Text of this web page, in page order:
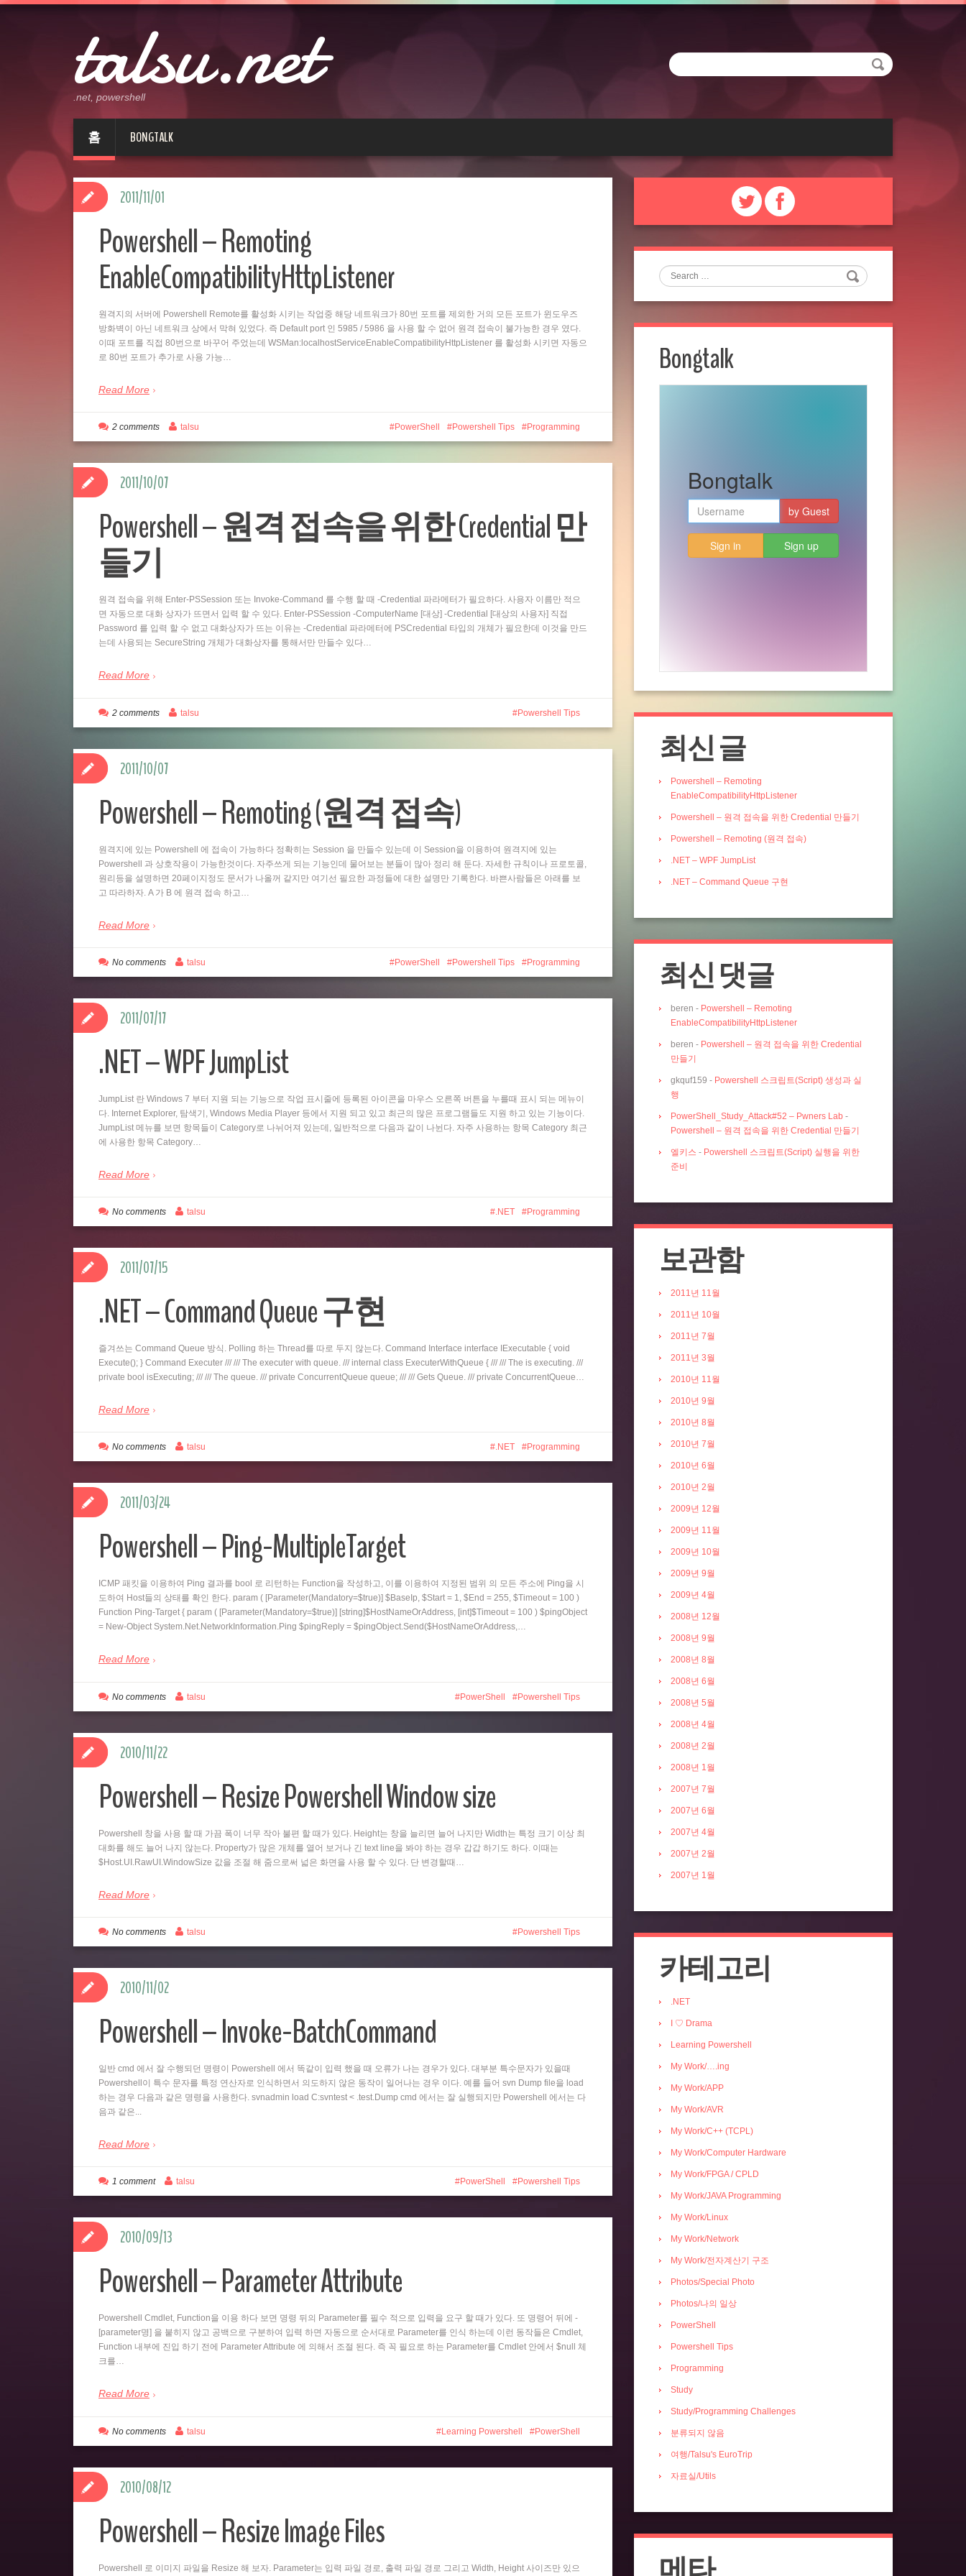
talsu.net
.net, powershell
홈 BONGTALK
Powershell – Remoting
EnableCompatibilityHttpListener
원격지의 서버에 Powershell Remote를 활성화 시키는 작업중 해당 네트워크가 80번 포트를 제외한 거의 모든 포트가 윈도우즈
방화벽이 아닌 네트워크 상에서 막혀 있었다. 즉 Default port 인 5985 / 5986 을 사용 할 수 없어 원격 접속이 불가능한 경우 였다.
이때 포트를 직접 80번으로 바꾸어 주었는데 WSMan:localhostServiceEnableCompatibilityHttpListener 를 활성화 시키면 자동으
로 80번 포트가 추가로 사용 가능…
Read More
2011/11/01
PowerShell Powershell Tips Programming
2 comments talsu
Powershell – 원격 접속을 위한 Credential 만
들기
원격 접속을 위해 Enter-PSSession 또는 Invoke-Command 를 수행 할 때 -Credential 파라메터가 필요하다. 사용자 이름만 적으
면 자동으로 대화 상자가 뜨면서 입력 할 수 있다. Enter-PSSession -ComputerName [대상] -Credential [대상의 사용자] 직접
Password 를 입력 할 수 없고 대화상자가 뜨는 이유는 -Credential 파라메터에 PSCredential 타입의 개체가 필요한데 이것을 만드
는데 사용되는 SecureString 개체가 대화상자를 통해서만 만들수 있다…
Read More
2011/10/07
Powershell Tips
2 comments talsu
Powershell – Remoting (원격 접속)
원격지에 있는 Powershell 에 접속이 가능하다 정확히는 Session 을 만들수 있는데 이 Session을 이용하여 원격지에 있는
Powershell 과 상호작용이 가능한것이다. 자주쓰게 되는 기능인데 물어보는 분들이 많아 정리 해 둔다. 자세한 규칙이나 프로토콜,
원리등을 설명하면 20페이지정도 문서가 나올꺼 같지만 여기선 필요한 과정들에 대한 설명만 기록한다. 바쁜사람들은 아래를 보
고 따라하자. A 가 B 에 원격 접속 하고…
Read More
2011/10/07
PowerShell Powershell Tips Programming
No comments talsu
.NET – WPF JumpList
JumpList 란 Windows 7 부터 지원 되는 기능으로 작업 표시줄에 등록된 아이콘을 마우스 오른쪽 버튼을 누를때 표시 되는 메뉴이
다. Internet Explorer, 탐색기, Windows Media Player 등에서 지원 되고 있고 최근의 많은 프로그램들도 지원 하고 있는 기능이다.
JumpList 메뉴를 보면 항목들이 Category로 나뉘어져 있는데, 일반적으로 다음과 같이 나뉜다. 자주 사용하는 항목 Category 최근
에 사용한 항목 Category…
Read More
2011/07/17
.NET Programming
No comments talsu
.NET – Command Queue 구현
즐겨쓰는 Command Queue 방식. Polling 하는 Thread를 따로 두지 않는다. Command Interface interface IExecutable { void
Execute(); } Command Executer /// /// The executer with queue. /// internal class ExecuterWithQueue { /// /// The is executing. ///
private bool isExecuting; /// /// The queue. /// private ConcurrentQueue queue; /// /// Gets Queue. /// private ConcurrentQueue…
Read More
2011/07/15
.NET Programming
No comments talsu
Powershell – Ping-MultipleTarget
ICMP 패킷을 이용하여 Ping 결과를 bool 로 리턴하는 Function을 작성하고, 이를 이용하여 지정된 범위 의 모든 주소에 Ping을 시
도하여 Host들의 상태를 확인 한다. param ( [Parameter(Mandatory=$true)] $BaseIp, $Start = 1, $End = 255, $Timeout = 100 )
Function Ping-Target { param ( [Parameter(Mandatory=$true)] [string]$HostNameOrAddress, [int]$Timeout = 100 ) $pingObject
= New-Object System.Net.NetworkInformation.Ping $pingReply = $pingObject.Send($HostNameOrAddress,…
Read More
2011/03/24
PowerShell Powershell Tips
No comments talsu
Powershell – Resize Powershell Window size
Powershell 창을 사용 할 때 가끔 폭이 너무 작아 불편 할 때가 있다. Height는 창을 늘리면 늘어 나지만 Width는 특정 크기 이상 최
대화를 해도 늘어 나지 않는다. Property가 많은 개체를 열어 보거나 긴 text line을 봐야 하는 경우 갑갑 하기도 하다. 이때는
$Host.UI.RawUI.WindowSize 값을 조절 해 줌으로써 넓은 화면을 사용 할 수 있다. 단 변경할때…
Read More
2010/11/22
Powershell Tips
No comments talsu
Powershell – Invoke-BatchCommand
일반 cmd 에서 잘 수행되던 명령이 Powershell 에서 똑같이 입력 했을 때 오류가 나는 경우가 있다. 대부분 특수문자가 있을때
Powershell이 특수 문자를 특정 연산자로 인식하면서 의도하지 않은 동작이 일어나는 경우 이다. 예를 들어 svn Dump file을 load
하는 경우 다음과 같은 명령을 사용한다. svnadmin load C:svntest < .test.Dump cmd 에서는 잘 실행되지만 Powershell 에서는 다
음과 같은...
Read More
2010/11/02
PowerShell Powershell Tips
1 comment talsu
Powershell – Parameter Attribute
Powershell Cmdlet, Function을 이용 하다 보면 명령 뒤의 Parameter를 필수 적으로 입력을 요구 할 때가 있다. 또 명령어 뒤에 -
[parameter명] 을 붙히지 않고 공백으로 구분하여 입력 하면 자동으로 순서대로 Parameter를 인식 하는데 이런 동작들은 Cmdlet,
Function 내부에 진입 하기 전에 Parameter Attribute 에 의해서 조절 된다. 즉 꼭 필요로 하는 Parameter를 Cmdlet 안에서 $null 체
크를…
Read More
2010/09/13
Learning Powershell PowerShell
No comments talsu
Powershell – Resize Image Files
Powershell 로 이미지 파일을 Resize 해 보자. Parameter는 입력 파일 경로, 출력 파일 경로 그리고 Width, Height 사이즈만 있으
2010/08/12
Search
Bongtalk
최신 글
Powershell – Remoting
EnableCompatibilityHttpListener
Powershell – 원격 접속을 위한 Credential 만들기
Powershell – Remoting (원격 접속)
.NET – WPF JumpList
.NET – Command Queue 구현
최신 댓글
beren - Powershell – Remoting
EnableCompatibilityHttpListener
beren - Powershell – 원격 접속을 위한 Credential
만들기
gkquf159 - Powershell 스크립트(Script) 생성과 실
행
PowerShell_Study_Attack#52 – Pwners Lab -
Powershell – 원격 접속을 위한 Credential 만들기
엘키스 - Powershell 스크립트(Script) 실행을 위한
준비
보관함
2011년 11월
2011년 10월
2011년 7월
2011년 3월
2010년 11월
2010년 9월
2010년 8월
2010년 7월
2010년 6월
2010년 2월
2009년 12월
2009년 11월
2009년 10월
2009년 9월
2009년 4월
2008년 12월
2008년 9월
2008년 8월
2008년 6월
2008년 5월
2008년 4월
2008년 2월
2008년 1월
2007년 7월
2007년 6월
2007년 4월
2007년 2월
2007년 1월
카테고리
.NET
I ♡ Drama
Learning Powershell
My Work/….ing
My Work/APP
My Work/AVR
My Work/C++ (TCPL)
My Work/Computer Hardware
My Work/FPGA / CPLD
My Work/JAVA Programming
My Work/Linux
My Work/Network
My Work/전자계산기 구조
Photos/Special Photo
Photos/나의 일상
PowerShell
Powershell Tips
Programming
Study
Study/Programming Challenges
분류되지 않음
여행/Talsu's EuroTrip
자료실/Utils